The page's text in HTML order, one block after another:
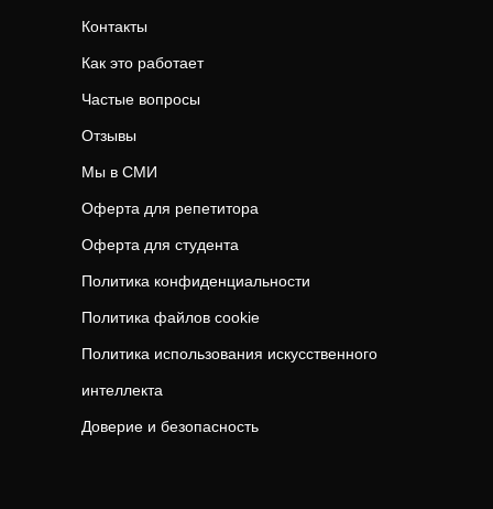
Контакты
Как это работает
Частые вопросы
Отзывы
Мы в СМИ
Оферта для репетитора
Оферта для студента
Политика конфиденциальности
Политика файлов cookie
Политика использования искусственного
интеллекта
Доверие и безопасность